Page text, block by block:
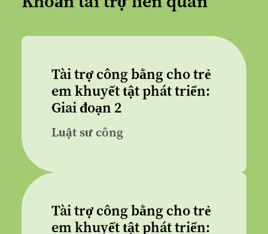
Tài trợ công bằng cho trẻ
em khuyết tật phát triển:
Giai đoạn 2
Luật sư công
Tài trợ công bằng cho trẻ
em khuyết tật phát triển: